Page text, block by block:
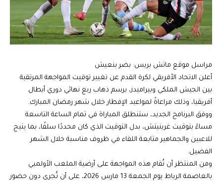
مراسل موقع ماتش بريس: بضر بنعيش
أعلن الاتحاد الأفريقي لكرة القدم عن تغيير توقيت المواجهة المرتقبة
بين الجيش الملكي وبيراميدز، برسم ذهاب ربع نهائي دوري أبطال
أفريقيا، وذلك مراعاةً لمواعيد الإفطار خلال شهر رمضان المبارك.
ووفق البرنامج الجديد، ستنطلق المباراة في تمام الساعة التاسعة
مساءً بتوقيت غرينيتش، بدل التوقيت الذي كان محددًا سلفًا، بما يتيح
للاعبين والجماهير متابعة اللقاء في ظروف مناسبة خلال الشهر
الفضيل.
ومن المنتظر أن تُقام هذه المواجهة على أرضية الملعب الأولمبي
بالعاصمة الرباط يوم الجمعة 13 مارس 2026، على أن تُجرى دون حضور